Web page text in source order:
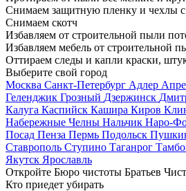
Снимаем защитную пленку и чехлы с
Снимаем скотч
Избавляем от строительной пыли
Избавляем мебель от строительной
Оттираем следы и капли краски,
Выберите свой город
Москва Санкт-Петербург Адлер
Геленджик Грозный Дзержинск
Калуга Каспийск Кашира Киров
Набережные Челны Нальчик Наро-
Посад Пенза Пермь Подольск
Ставрополь Ступино Таганрог
Якутск Ярославль
Откройте Бюро чистоты Братьев
Кто приедет убирать